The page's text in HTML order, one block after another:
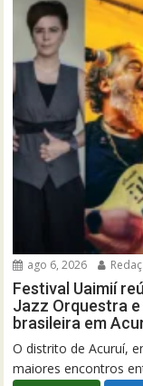
ago 6, 2026
Festival Uaimií
Jazz Orquestra
brasileira em
O distrito de Acuruí,
maiores encontros